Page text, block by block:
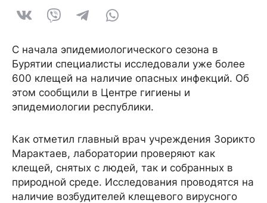
С начала эпидемиологического сезона в
Бурятии специалисты исследовали уже более
600 клещей на наличие опасных инфекций. Об
этом сообщили в Центре гигиены и
эпидемиологии республики.
Как отметил главный врач учреждения Зорикто
Марактаев, лаборатории проверяют как
клещей, снятых с людей, так и собранных в
природной среде. Исследования проводятся на
наличие возбудителей клещевого вирусного